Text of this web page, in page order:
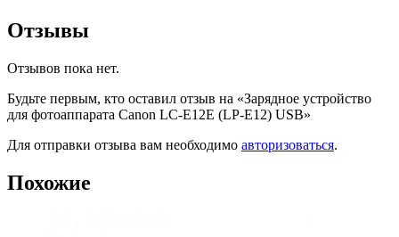
Отзывы
Отзывов пока нет.
Будьте первым, кто оставил отзыв на «Зарядное устройство
для фотоаппарата Canon LC-E12E (LP-E12) USB»
Для отправки отзыва вам необходимо авторизоваться.
Похожие